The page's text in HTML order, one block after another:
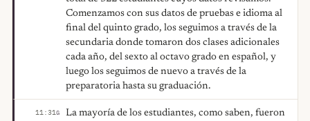
Comenzamos con sus datos de pruebas e idioma al
final del quinto grado, los seguimos a través de la
secundaria donde tomaron dos clases adicionales
cada año, del sexto al octavo grado en español, y
luego los seguimos de nuevo a través de la
preparatoria hasta su graduación.
11:31G
La mayoría de los estudiantes, como saben, fueron